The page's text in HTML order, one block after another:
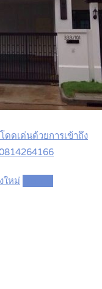
ดดเด่นด้วยการเข้าถึง
ใหม่